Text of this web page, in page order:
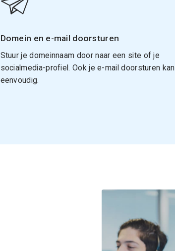
Domein en e-mail doorsturen
Stuur je domeinnaam door naar een site of je
socialmedia-profiel. Ook je e-mail doorsturen kan
eenvoudig.